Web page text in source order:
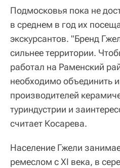
Подмосковья пока не
в среднем в год их
экскурсантов. "Бренд
сильнее территории.
работал на Раменский
необходимо объединить
производителей
туриндустрии и
считает Косарева.
Население Гжели
ремеслом с XI века, в